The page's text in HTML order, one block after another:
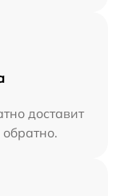
доставит